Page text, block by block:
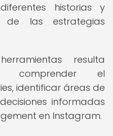
historias y
las estrategias
resulta
comprender el
identificar áreas de
informadas
en Instagram.